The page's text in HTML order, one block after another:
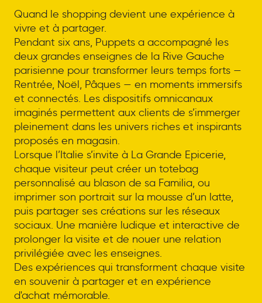
Quand le shopping devient une expérience à
vivre et à partager.
Pendant six ans, Puppets a accompagné les
deux grandes enseignes de la Rive Gauche
parisienne pour transformer leurs temps forts —
Rentrée, Noël, Pâques — en moments immersifs
et connectés. Les dispositifs omnicanaux
imaginés permettent aux clients de s’immerger
pleinement dans les univers riches et inspirants
proposés en magasin.
Lorsque l’Italie s’invite à La Grande Epicerie,
chaque visiteur peut créer un totebag
personnalisé au blason de sa Familia, ou
imprimer son portrait sur la mousse d’un latte,
puis partager ses créations sur les réseaux
sociaux. Une manière ludique et interactive de
prolonger la visite et de nouer une relation
privilégiée avec les enseignes.
Des expériences qui transforment chaque visite
en souvenir à partager et en expérience
d'achat mémorable.